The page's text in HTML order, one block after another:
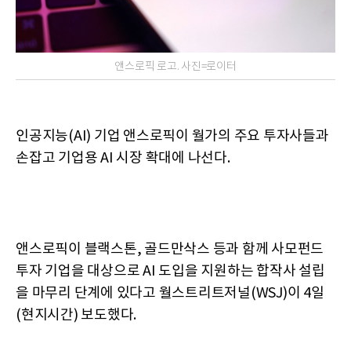
앤스로픽 로고. 사진=로이터
인공지능(AI) 기업 앤스로픽이 월가의 주요 투자사들과
손잡고 기업용 AI 시장 확대에 나선다.
앤스로픽이 블랙스톤, 골드만삭스 등과 함께 사모펀드
투자 기업을 대상으로 AI 도입을 지원하는 합작사 설립
을 마무리 단계에 있다고 월스트리트저널(WSJ)이 4일
(현지시간) 보도했다.